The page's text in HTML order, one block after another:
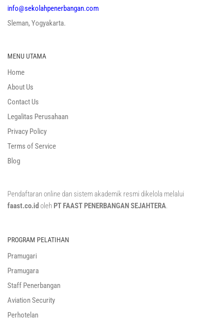
info@sekolahpenerbangan.com
Sleman, Yogyakarta.
MENU UTAMA
Home
About Us
Contact Us
Legalitas Perusahaan
Privacy Policy
Terms of Service
Blog
Pendaftaran online dan sistem akademik resmi dikelola melalui
faast.co.id oleh PT FAAST PENERBANGAN SEJAHTERA.
PROGRAM PELATIHAN
Pramugari
Pramugara
Staff Penerbangan
Aviation Security
Perhotelan